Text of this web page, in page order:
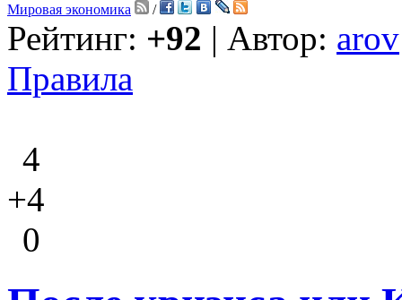
Мировая экономика /
Рейтинг: +92 | Автор: arov
Правила
4
+4
0